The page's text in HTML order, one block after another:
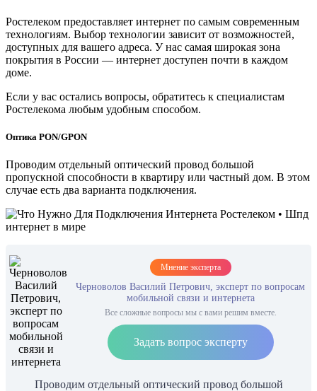
Ростелеком предоставляет интернет по самым современным
технологиям. Выбор технологии зависит от возможностей,
доступных для вашего адреса. У нас самая широкая зона
покрытия в России — интернет доступен почти в каждом
доме.
Если у вас остались вопросы, обратитесь к специалистам
Ростелекома любым удобным способом.
Оптика PON/GPON
Проводим отдельный оптический провод большой
пропускной способности в квартиру или частный дом. В этом
случае есть два варианта подключения.
Мнение эксперта
Черноволов Василий Петрович, эксперт по вопросам
мобильной связи и интернета
Все сложные вопросы мы с вами решим вместе.
Задать вопрос эксперту
Проводим отдельный оптический провод большой